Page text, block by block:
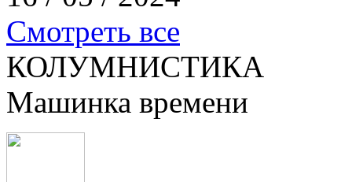
Смотреть все
КОЛУМНИСТИКА
Машинка времени